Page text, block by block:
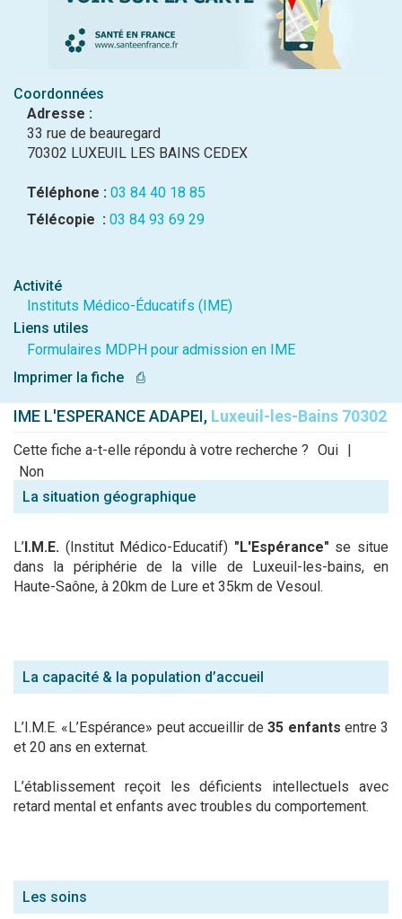
Coordonnées
Adresse :
33 rue de beauregard
70302 LUXEUIL LES BAINS CEDEX
Téléphone : 03 84 40 18 85
Télécopie : 03 84 93 69 29
Activité
Instituts Médico-Éducatifs (IME)
Liens utiles
Formulaires MDPH pour admission en IME
Imprimer la fiche
⎙
IME L'ESPERANCE ADAPEI, Luxeuil-les-Bains 70302
Cette fiche a-t-elle répondu à votre recherche ? Oui |
Non
La situation géographique
L’I.M.E. (Institut Médico-Educatif) "L'Espérance" se situe
dans la périphérie de la ville de Luxeuil-les-bains, en
Haute-Saône, à 20km de Lure et 35km de Vesoul.
La capacité & la population d’accueil
L’I.M.E. «L’Espérance» peut accueillir de35 enfants entre 3
et 20 ans en externat.
L’établissement reçoit les déficients intellectuels avec
retard mental et enfants avec troubles du comportement.
Les soins